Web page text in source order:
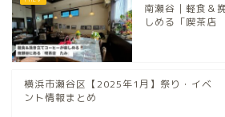
南瀬谷｜軽食＆
しめる「喫茶店
横浜市瀬谷区【2025年1月】祭り・イベ
ント情報まとめ